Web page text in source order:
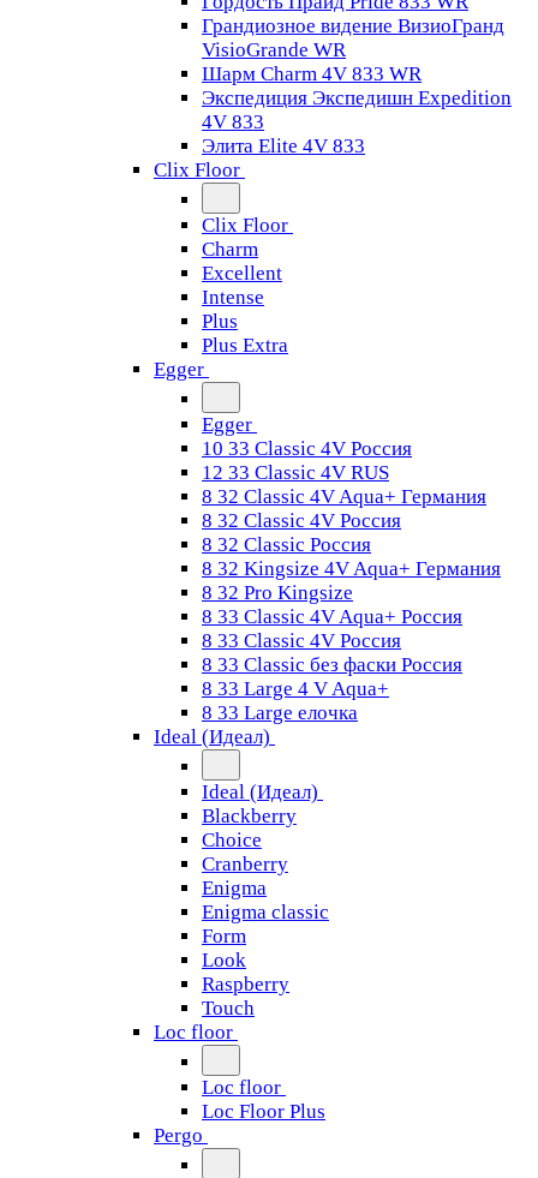
Грандиозное видение ВизиоГранд
VisioGrande WR
Шарм Charm 4V 833 WR
Экспедиция Экспедишн Expedition
4V 833
Элита Elite 4V 833
Clix Floor
Clix Floor
Charm
Excellent
Intense
Plus
Plus Extra
Egger
Egger
10 33 Classic 4V Россия
12 33 Classic 4V RUS
8 32 Classic 4V Aqua+ Германия
8 32 Classic 4V Россия
8 32 Classic Россия
8 32 Kingsize 4V Aqua+ Германия
8 32 Pro Kingsize
8 33 Classic 4V Aqua+ Россия
8 33 Classic 4V Россия
8 33 Classic без фаски Россия
8 33 Large 4 V Aqua+
8 33 Large елочка
Ideal (Идеал)
Ideal (Идеал)
Blackberry
Choice
Cranberry
Enigma
Enigma classic
Form
Look
Raspberry
Touch
Loc floor
Loc floor
Loc Floor Plus
Pergo